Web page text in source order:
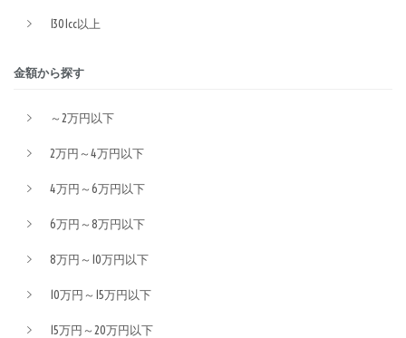
1301cc以上
金額から探す
～2万円以下
2万円～4万円以下
4万円～6万円以下
6万円～8万円以下
8万円～10万円以下
10万円～15万円以下
15万円～20万円以下